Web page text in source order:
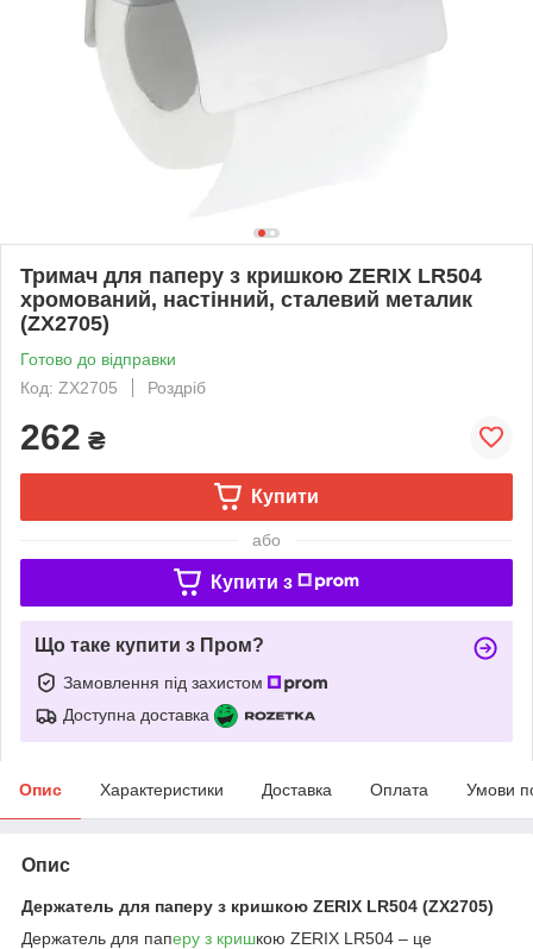
Тримач для паперу з кришкою ZERIX LR504
хромований, настінний, сталевий металик
(ZX2705)
Готово до відправки
Код: ZX2705
Роздріб
262 ₴
Купити
або
Купити з
Що таке купити з Пром?
Замовлення під захистом
Доступна доставка
Опис Характеристики Доставка Оплата Умови
Опис
Держатель для паперу з кришкою ZERIX LR504 (ZX2705)
Держатель для паперу з кришкою ZERIX LR504 – це